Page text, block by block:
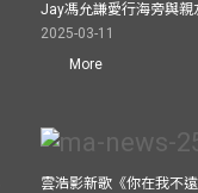
Jay馮允謙愛行海旁與
2025-03-11
More
雲浩影新歌《你在我不